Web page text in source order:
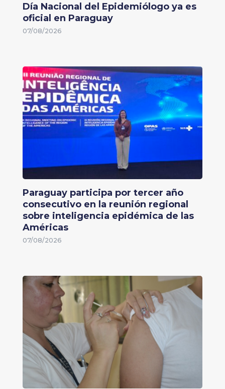
Día Nacional del Epidemiólogo ya es
oficial en Paraguay
07/08/2026
Paraguay participa por tercer año
consecutivo en la reunión regional
sobre inteligencia epidémica de las
Américas
07/08/2026